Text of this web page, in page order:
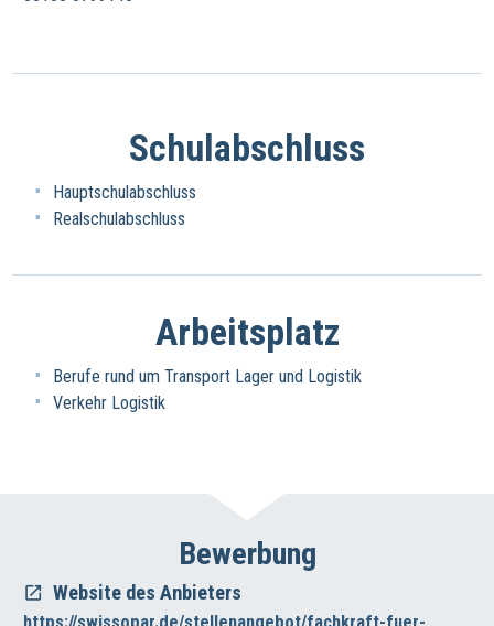
Schulabschluss
Hauptschulabschluss
Realschulabschluss
Arbeitsplatz
Berufe rund um Transport Lager und Logistik
Verkehr Logistik
Bewerbung
Website des Anbieters